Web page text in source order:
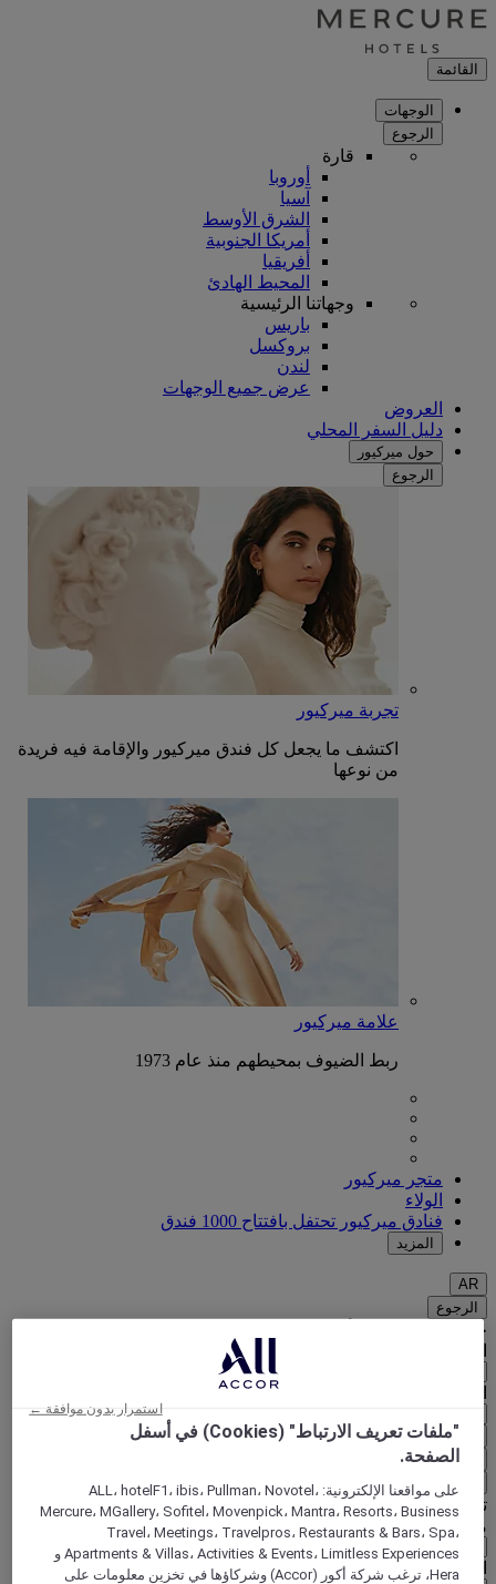
القائمة
الوجهات
الرجوع
قارة
أوروبا
آسيا
الشرق الأوسط
أمريكا الجنوبية
أفريقيا
المحيط الهادئ
وجهاتنا الرئيسية
باريس
بروكسل
لندن
عرض جميع الوجهات
العروض
دليل السفر المحلي
حول ميركيور
الرجوع
تجربة ميركيور
اكتشف ما يجعل كل فندق ميركيور والإقامة فيه فريدة
من نوعها
علامة ميركيور
ربط الضيوف بمحيطهم منذ عام 1973
متجر ميركيور
الولاء
فنادق ميركيور تحتفل بافتتاح 1000 فندق
المزيد
AR
الرجوع
حدد موقعك ولغتك أدناه
تأكيد بلدي ولغتي
EUR
(€)
الرجوع
تحديد عُملتك أدناه
منطقة جغرافية
العملة
"ملفات تعريف الارتباط" (Cookies) في أسفل
الصفحة.
على مواقعنا الإلكترونية: ALL، hotelF1، ibis، Pullman، Novotel،
Mercure، MGallery، Sofitel، Movenpick، Mantra، Resorts، Business
Travel، Meetings، Travelpros، Restaurants & Bars، Spa،
Apartments & Villas، Activities & Events، Limitless Experiences و
Hera، ترغب شركة أكور (Accor) وشركاؤها في تخزين معلومات على
استمرار بدون موافقة ←